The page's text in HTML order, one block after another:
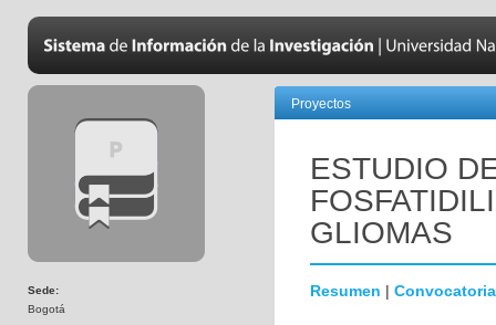
Sede:
Bogotá
Proyectos
ESTUDIO
GLIOMAS
Resumen | Convocatoria